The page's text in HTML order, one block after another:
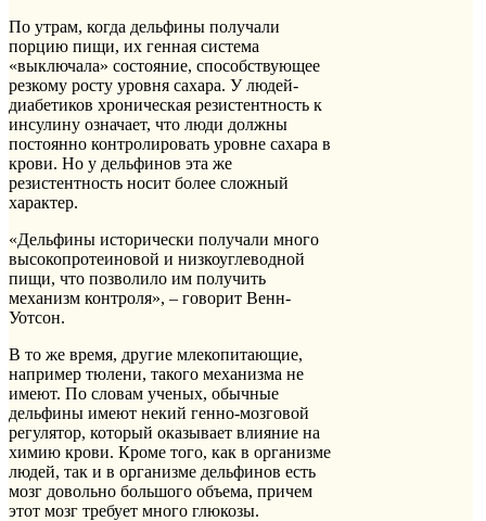
По утрам, когда дельфины получали
порцию пищи, их генная система
«выключала» состояние, способствующее
резкому росту уровня сахара. У людей-
диабетиков хроническая резистентность к
инсулину означает, что люди должны
постоянно контролировать уровне сахара в
крови. Но у дельфинов эта же
резистентность носит более сложный
характер.
«Дельфины исторически получали много
высокопротеиновой и низкоуглеводной
пищи, что позволило им получить
механизм контроля», – говорит Венн-
Уотсон.
В то же время, другие млекопитающие,
например тюлени, такого механизма не
имеют. По словам ученых, обычные
дельфины имеют некий генно-мозговой
регулятор, который оказывает влияние на
химию крови. Кроме того, как в организме
людей, так и в организме дельфинов есть
мозг довольно большого объема, причем
этот мозг требует много глюкозы.